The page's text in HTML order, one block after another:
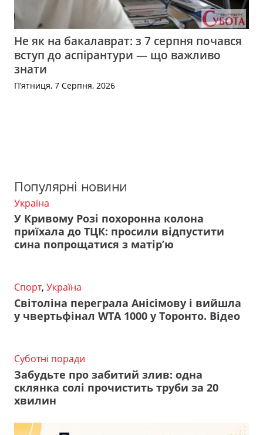
Не як на бакалаврат: з 7 серпня почався
вступ до аспірантури — що важливо
знати
П’ятниця, 7 Серпня, 2026
Популярні новини
Україна
У Кривому Розі похоронна колона
приїхала до ТЦК: просили відпустити
сина попрощатися з матір’ю
Спорт, Україна
Світоліна переграла Анісімову і вийшла
у чвертьфінал WTA 1000 у Торонто. Відео
Суботні поради
Забудьте про забитий злив: одна
склянка солі прочистить труби за 20
хвилин